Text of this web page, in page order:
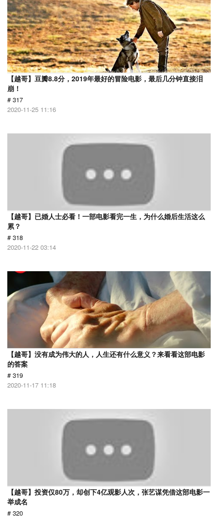
【越哥】豆瓣8.8分，2019年最好的冒险电影，最后几分钟直接泪
崩！
# 317
2020-11-25 11:16
【越哥】已婚人士必看！一部电影看完一生，为什么婚后生活这么
累？
# 318
2020-11-22 03:14
【越哥】没有成为伟大的人，人生还有什么意义？来看看这部电影
的答案
# 319
2020-11-17 11:18
【越哥】投资仅80万，却创下4亿观影人次，张艺谋凭借这部电影一
举成名
# 320